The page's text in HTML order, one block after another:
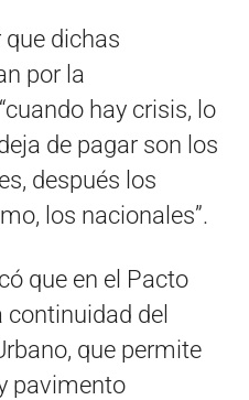
que dichas
por la
hay crisis, lo
de pagar son los
después los
los nacionales”.
que en el Pacto
del
que permite
pavimento